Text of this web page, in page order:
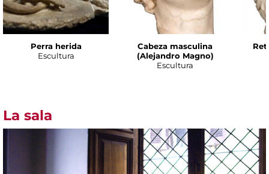
Perra herida
Escultura
Cabeza masculina
(Alejandro Magno)
Escultura
La sala